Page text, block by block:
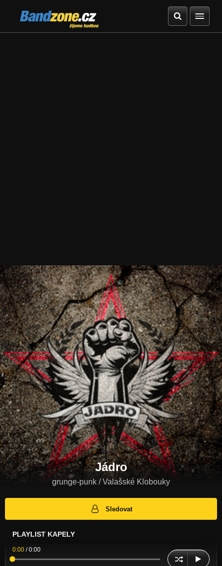
Bandzone.cz
žijeme hudbou
Jádro
grunge-punk / Valašské Klobouky
Sledovat
PLAYLIST KAPELY
0:00 /0:00